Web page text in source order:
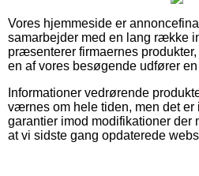
Vores hjemmeside er
samarbejder med en lang række
præsenterer firmaernes
en af vores besøgende udfører en
Informationer vedrørende
værnes om hele tiden, men det er
garantier imod modifikationer der
at vi sidste gang opdaterede